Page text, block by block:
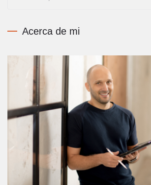
Acerca de mi